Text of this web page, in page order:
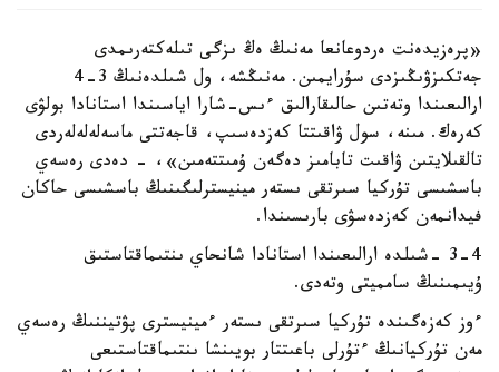
«پرەزيدەنت ەردوعانعا مەنىڭ ەڭ ىزگى تىلەكتەرىمدى
جەتكىزۋىڭىزدى سۇرايمىن. مەنىڭشە، ول شىلدەنىڭ 3-4
ارالىعىندا وتەتىن حالىقارالىق ءىس-شارا اياسىندا استانادا بولۋى
كەرەك. مىنە، سول ۋاقىتتا كەزدەسىپ، قاجەتتى ماسەلەلەلەردى
تالقىلايتىن ۋاقىت تابامىز دەگەن ۇمىتتەمىن»، - دەدى رەسەي
باسشىسى تۇركيا سىرتقى ىستەر مينيسترلىگىنىڭ باسشىسى حاكان
فيدانمەن كەزدەسۋى بارىسىندا.
3-4 -شىلدە ارالىعىندا استانادا شانحاي ىنتىماقتاستىق
ۇيىمىنىڭ سامميتى وتەدى.
ءوز كەزەگىندە تۇركيا سىرتقى ىستەر ءمينيسترى پۋتيننىڭ رەسەي
مەن تۇركيانىڭ ءتۇرلى باعىتتار بويىنشا ىنتىماقتاستىعى